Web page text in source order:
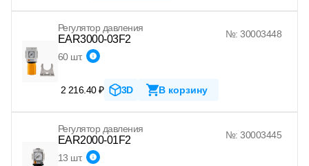
Регулятор давления
EAR3000-03F2 №: 30003448
60 шт.
2 216.40 ₽ 3D В корзину
Регулятор давления
EAR2000-01F2 №: 30003445
13 шт.